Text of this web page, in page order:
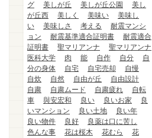
グ
美しが丘 美しが丘公園
美し
が丘西
美しく 美味い
美味し
い
美味しさ 考える
耐震マンシ
ョン
耐震基準適合証明書
耐震適合
証明書
聖マリアンナ
聖マリアンナ
医科大学
肉 能 自作 自分
自
分の身体
自宅 自宅売却
自慢
自炊
自然 自由が丘
自由設計
自粛
自粛ムード 自粛疲れ
自転
車
與安宏和 良い 良いお家
良
いマンション
良い土地
良い年
良い物件
良好
良薬は口に苦し
色んな事
花は桜木 花むら
花